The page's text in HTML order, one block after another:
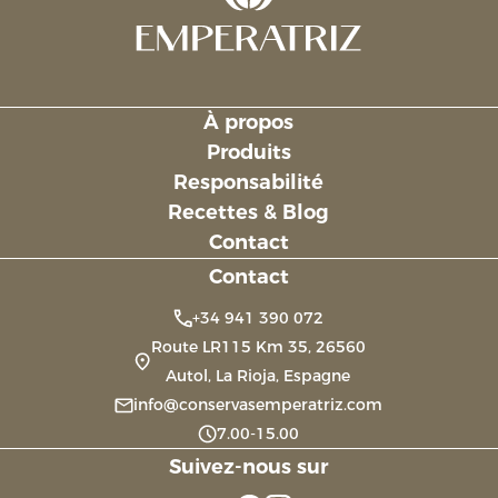
À propos
Produits
Responsabilité
Recettes & Blog
Contact
Contact
+34 941 390 072
Route LR115 Km 35, 26560
Autol, La Rioja, Espagne
info@conservasemperatriz.com
7.00-15.00
Suivez-nous sur